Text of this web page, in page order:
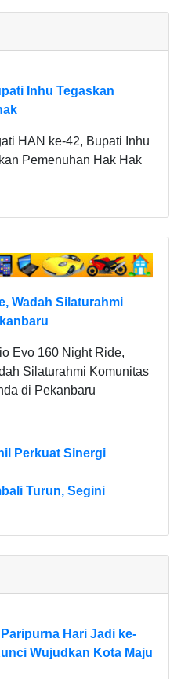
Inhu Tegaskan
HAN ke-42, Bupati Inhu
Pemenuhan Hak Hak
Wadah Silaturahmi
Evo 160 Night Ride,
Silaturahmi Komunitas
di Pekanbaru
Perkuat Sinergi
Turun, Segini
Hari Jadi ke-
Wujudkan Kota Maju